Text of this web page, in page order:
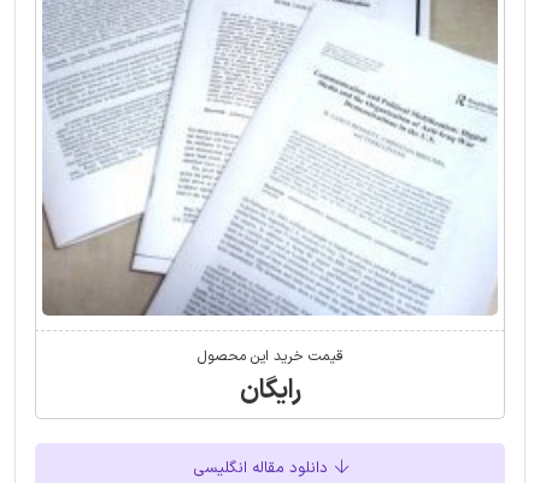
قیمت خرید این محصول
رایگان
دانلود مقاله انگلیسی